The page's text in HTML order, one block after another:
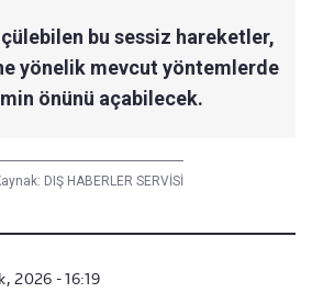
bu sessiz hareketler,
yönelik mevcut yöntemlerde
önünü açabilecek.
DIŞ HABERLER SERVİSİ
2026 - 16:19